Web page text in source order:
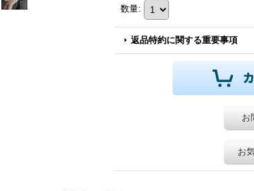
数量:
返品特約に関する重要事項
お
お